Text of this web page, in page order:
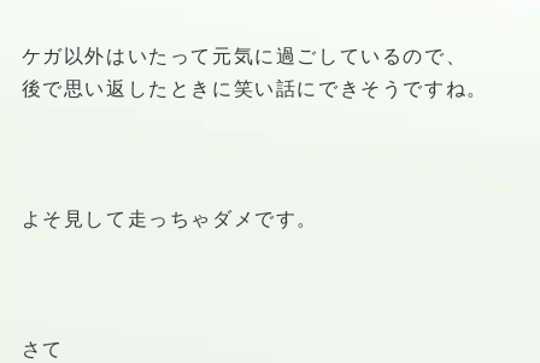
ケガ以外はいたって元気に過ごしているので、
後で思い返したときに笑い話にできそうですね。
よそ見して走っちゃダメです。
さて